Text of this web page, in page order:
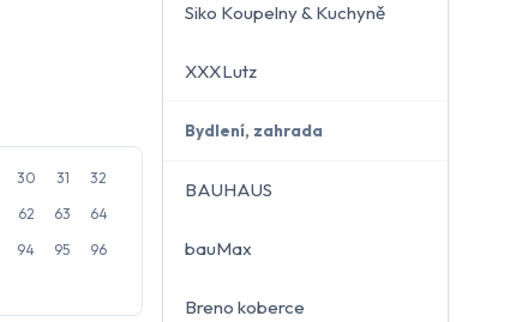
30 31
32
62 63
64
94 95
96
Siko Koupelny & Kuchyně
XXXLutz
Bydlení, zahrada
BAUHAUS
bauMax
Breno koberce